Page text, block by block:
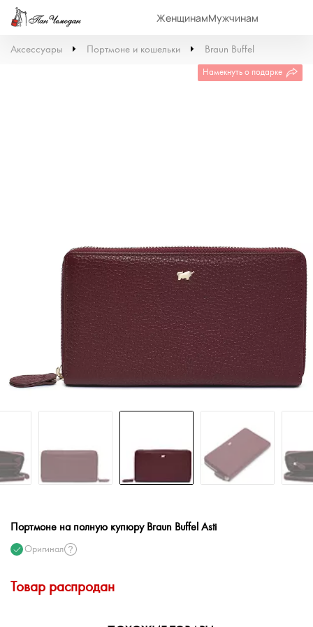
ЖенщинамМужчинам
Аксессуары Портмоне и кошельки Braun Buffel
Намекнуть о подарке
Портмоне на полную купюру Braun Buffel Asti
Оригинал
Товар распродан